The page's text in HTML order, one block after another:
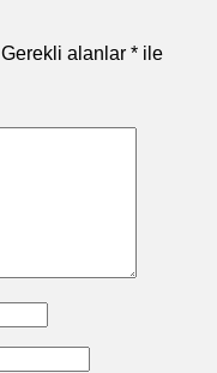
Gerekli alanlar * ile